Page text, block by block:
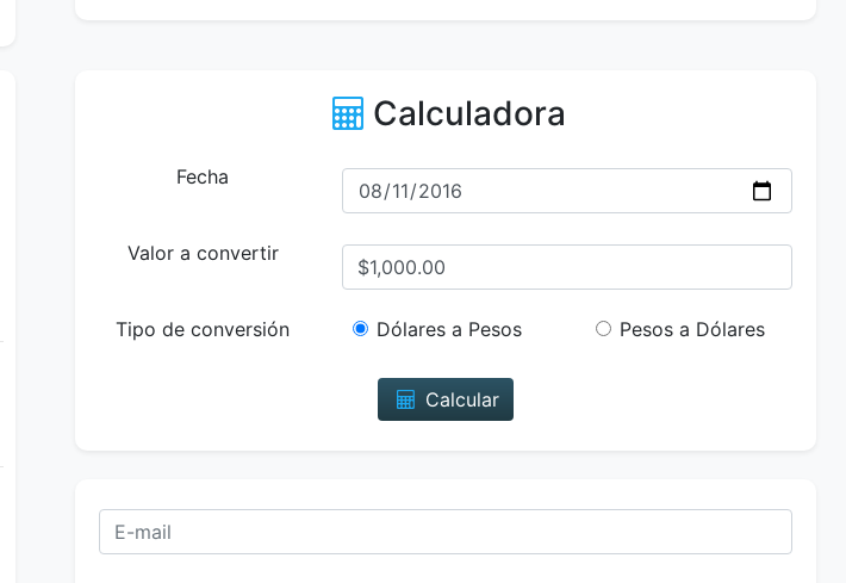
Calculadora
Fecha
Valor a convertir
Tipo de conversión Dólares a Pesos Pesos a Dólares
Calcular